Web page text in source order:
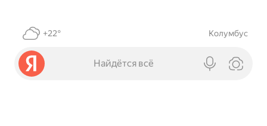
+22° Колумбус
Найдётся всё